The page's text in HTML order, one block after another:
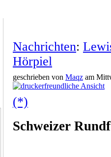
Nachrichten:
Hörpiel
geschrieben von Maqz am
(*)
Schweizer